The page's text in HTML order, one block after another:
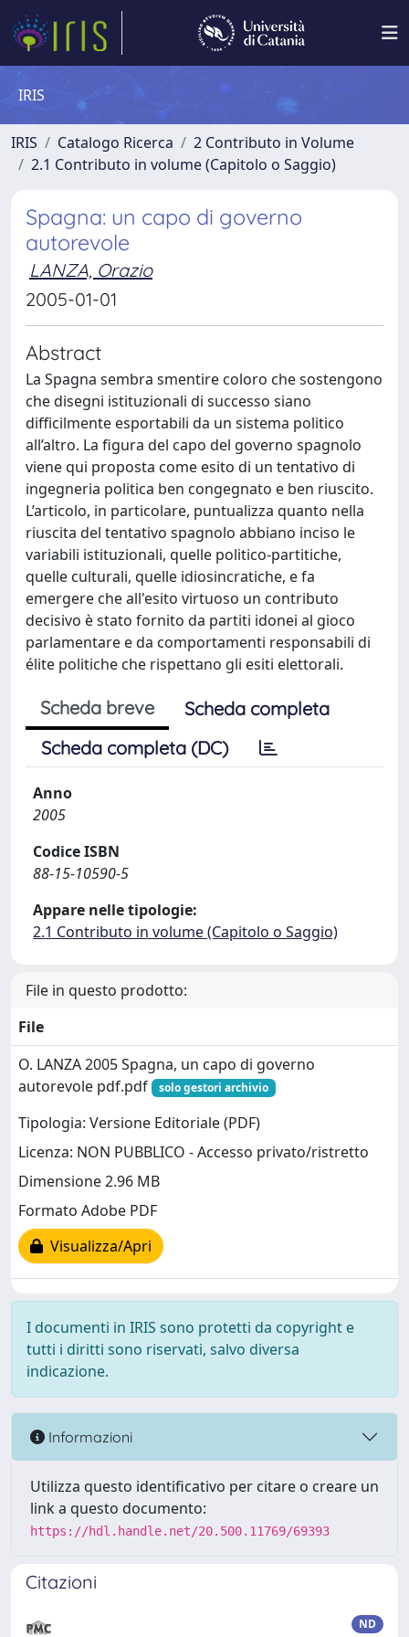
IRIS
IRIS Catalogo Ricerca
2 Contributo in Volume
2.1 Contributo in volume (Capitolo o Saggio)
Spagna: un capo di governo
autorevole
LANZA, Orazio
2005-01-01
Abstract
La Spagna sembra smentire coloro che sostengono
che disegni istituzionali di successo siano
difficilmente esportabili da un sistema politico
all’altro. La figura del capo del governo spagnolo
viene qui proposta come esito di un tentativo di
ingegneria politica ben congegnato e ben riuscito.
L’articolo, in particolare, puntualizza quanto nella
riuscita del tentativo spagnolo abbiano inciso le
variabili istituzionali, quelle politico-partitiche,
quelle culturali, quelle idiosincratiche, e fa
emergere che all'esito virtuoso un contributo
decisivo è stato fornito da partiti idonei al gioco
parlamentare e da comportamenti responsabili di
élite politiche che rispettano gli esiti elettorali.
Scheda breve
Scheda completa
Scheda completa (DC)
Anno
2005
Codice ISBN
88-15-10590-5
Appare nelle tipologie:
2.1 Contributo in volume (Capitolo o Saggio)
File in questo prodotto:
File
O. LANZA 2005 Spagna, un capo di governo
autorevole pdf.pdf
solo gestori archivio
Tipologia: Versione Editoriale (PDF)
Licenza: NON PUBBLICO - Accesso privato/ristretto
Dimensione 2.96 MB
Formato Adobe PDF
Visualizza/Apri
I documenti in IRIS sono protetti da copyright e
tutti i diritti sono riservati, salvo diversa
indicazione.
Informazioni
Utilizza questo identificativo per citare o creare un
link a questo documento:
https://hdl.handle.net/20.500.11769/69393
Citazioni
ND